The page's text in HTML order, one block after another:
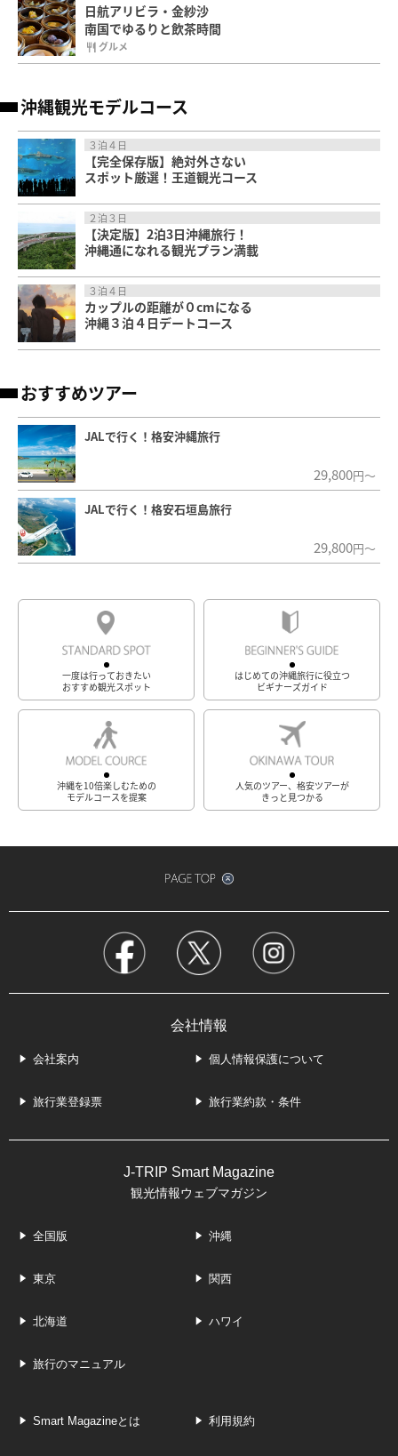
日航アリビラ・金紗沙
南国でゆるりと飲茶時間
グルメ
沖縄観光モデルコース
３泊４日
【完全保存版】絶対外さない
スポット厳選！王道観光コース
２泊３日
【決定版】2泊3日沖縄旅行！
沖縄通になれる観光プラン満載
３泊４日
カップルの距離が０cmになる
沖縄３泊４日デートコース
おすすめツアー
JALで行く！格安沖縄旅行
29,800円～
JALで行く！格安石垣島旅行
29,800円～
一度は行っておきたい
おすすめ観光スポット
はじめての沖縄旅行に役立つ
ビギナーズガイド
沖縄を10倍楽しむための
モデルコースを提案
人気のツアー、格安ツアーが
きっと見つかる
会社情報
会社案内 個人情報保護について
旅行業登録票 旅行業約款・条件
J-TRIP Smart Magazine
観光情報ウェブマガジン
全国版 沖縄
東京 関西
北海道 ハワイ
旅行のマニュアル
Smart Magazineとは 利用規約